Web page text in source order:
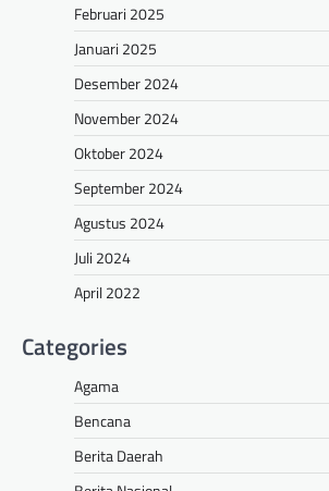
Februari 2025
Januari 2025
Desember 2024
November 2024
Oktober 2024
September 2024
Agustus 2024
Juli 2024
April 2022
Categories
Agama
Bencana
Berita Daerah